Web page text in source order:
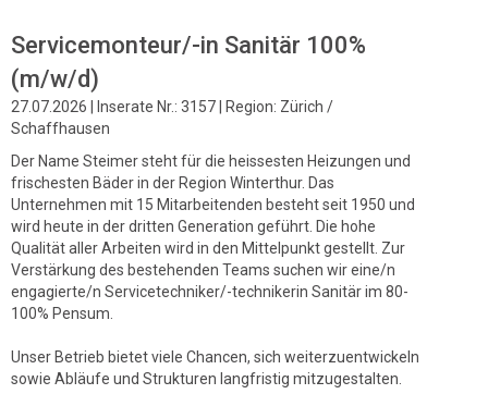
Servicemonteur/-in Sanitär 100%
(m/w/d)
27.07.2026 | Inserate Nr.: 3157 | Region: Zürich /
Schaffhausen
Der Name Steimer steht für die heissesten Heizungen und
frischesten Bäder in der Region Winterthur. Das
Unternehmen mit 15 Mitarbeitenden besteht seit 1950 und
wird heute in der dritten Generation geführt. Die hohe
Qualität aller Arbeiten wird in den Mittelpunkt gestellt. Zur
Verstärkung des bestehenden Teams suchen wir eine/n
engagierte/n Servicetechniker/-technikerin Sanitär im 80-
100% Pensum.
Unser Betrieb bietet viele Chancen, sich weiterzuentwickeln
sowie Abläufe und Strukturen langfristig mitzugestalten.